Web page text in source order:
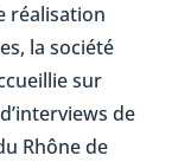
réalisation
la société
sur
de
Rhône de